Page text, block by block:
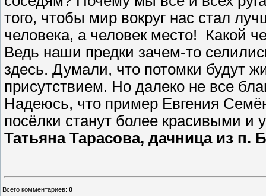
того, чтобы мир вокруг нас стал
человека, а человек место! Какой
Ведь наши предки зачем-то
здесь. Думали, что потомки будут
присутствием. Но далеко не все
Надеюсь, что пример Евгения
посёлки станут более красивыми и
Татьяна Тарасова, дачница из п.
Всего комментариев: 0